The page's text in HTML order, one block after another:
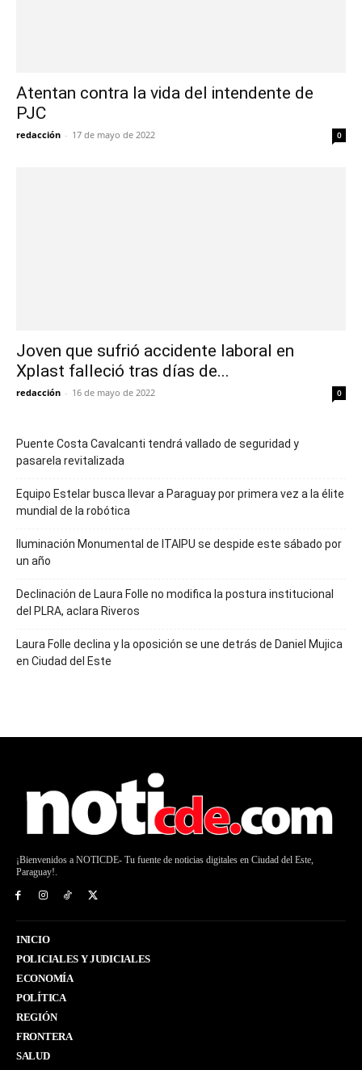
Atentan contra la vida del intendente de
PJC
redacción - 17 de mayo de 2022 0
Joven que sufrió accidente laboral en
Xplast falleció tras días de...
redacción - 16 de mayo de 2022 0
Puente Costa Cavalcanti tendrá vallado de seguridad y
pasarela revitalizada
Equipo Estelar busca llevar a Paraguay por primera vez a la élite
mundial de la robótica
Iluminación Monumental de ITAIPU se despide este sábado por
un año
Declinación de Laura Folle no modifica la postura institucional
del PLRA, aclara Riveros
Laura Folle declina y la oposición se une detrás de Daniel Mujica
en Ciudad del Este
¡Bienvenidos a NOTICDE- Tu fuente de noticias digitales en Ciudad del Este,
Paraguay!.
INICIO
POLICIALES Y JUDICIALES
ECONOMÍA
POLÍTICA
REGIÓN
FRONTERA
SALUD